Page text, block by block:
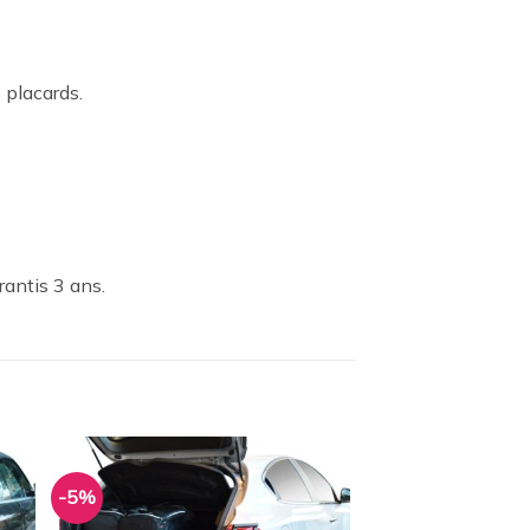
3 ans.
-5%
Ajouter
à la